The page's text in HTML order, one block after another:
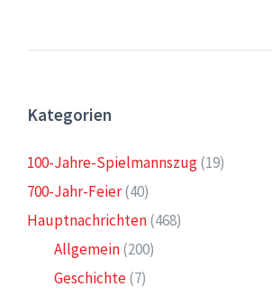
Kategorien
100-Jahre-Spielmannszug(19)
700-Jahr-Feier(40)
Hauptnachrichten(468)
Allgemein(200)
Geschichte(7)